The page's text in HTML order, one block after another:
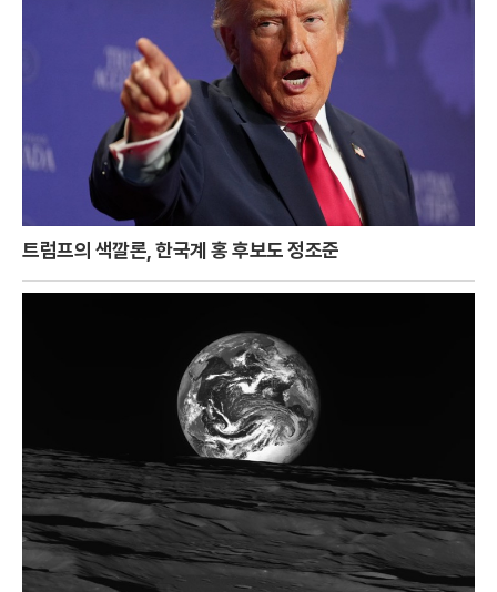
트럼프의 색깔론, 한국계 홍 후보도 정조준